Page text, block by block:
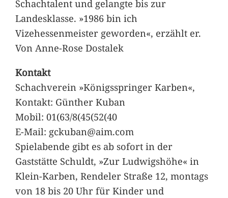
Schachtalent und gelangte bis zur
Landesklasse. »1986 bin ich
Vizehessenmeister geworden«, erzählt er.
Von Anne-Rose Dostalek
Kontakt
Schachverein »Königsspringer Karben«,
Kontakt: Günther Kuban
Mobil: 01(63/8(45(52(40
E-Mail: gckuban@aim.com
Spielabende gibt es ab sofort in der
Gaststätte Schuldt, »Zur Ludwigshöhe« in
Klein-Karben, Rendeler Straße 12, montags
von 18 bis 20 Uhr für Kinder und